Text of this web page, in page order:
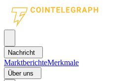
Nachricht
MarktberichteMerkmale
Über uns